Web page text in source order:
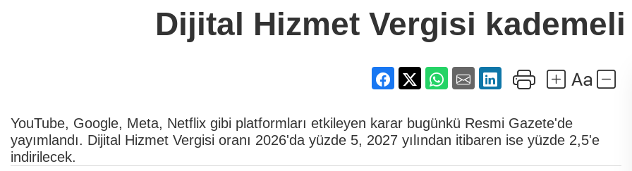
Dijital Hizmet Vergisi
YouTube, Google, Meta, Netflix gibi platformları etkileyen karar bugünkü Resmi Gazete'de
yayımlandı. Dijital Hizmet Vergisi oranı 2026'da yüzde 5, 2027 yılından itibaren ise yüzde 2,5'e
indirilecek.